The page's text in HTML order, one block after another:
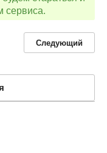
сервиса.
Следующий